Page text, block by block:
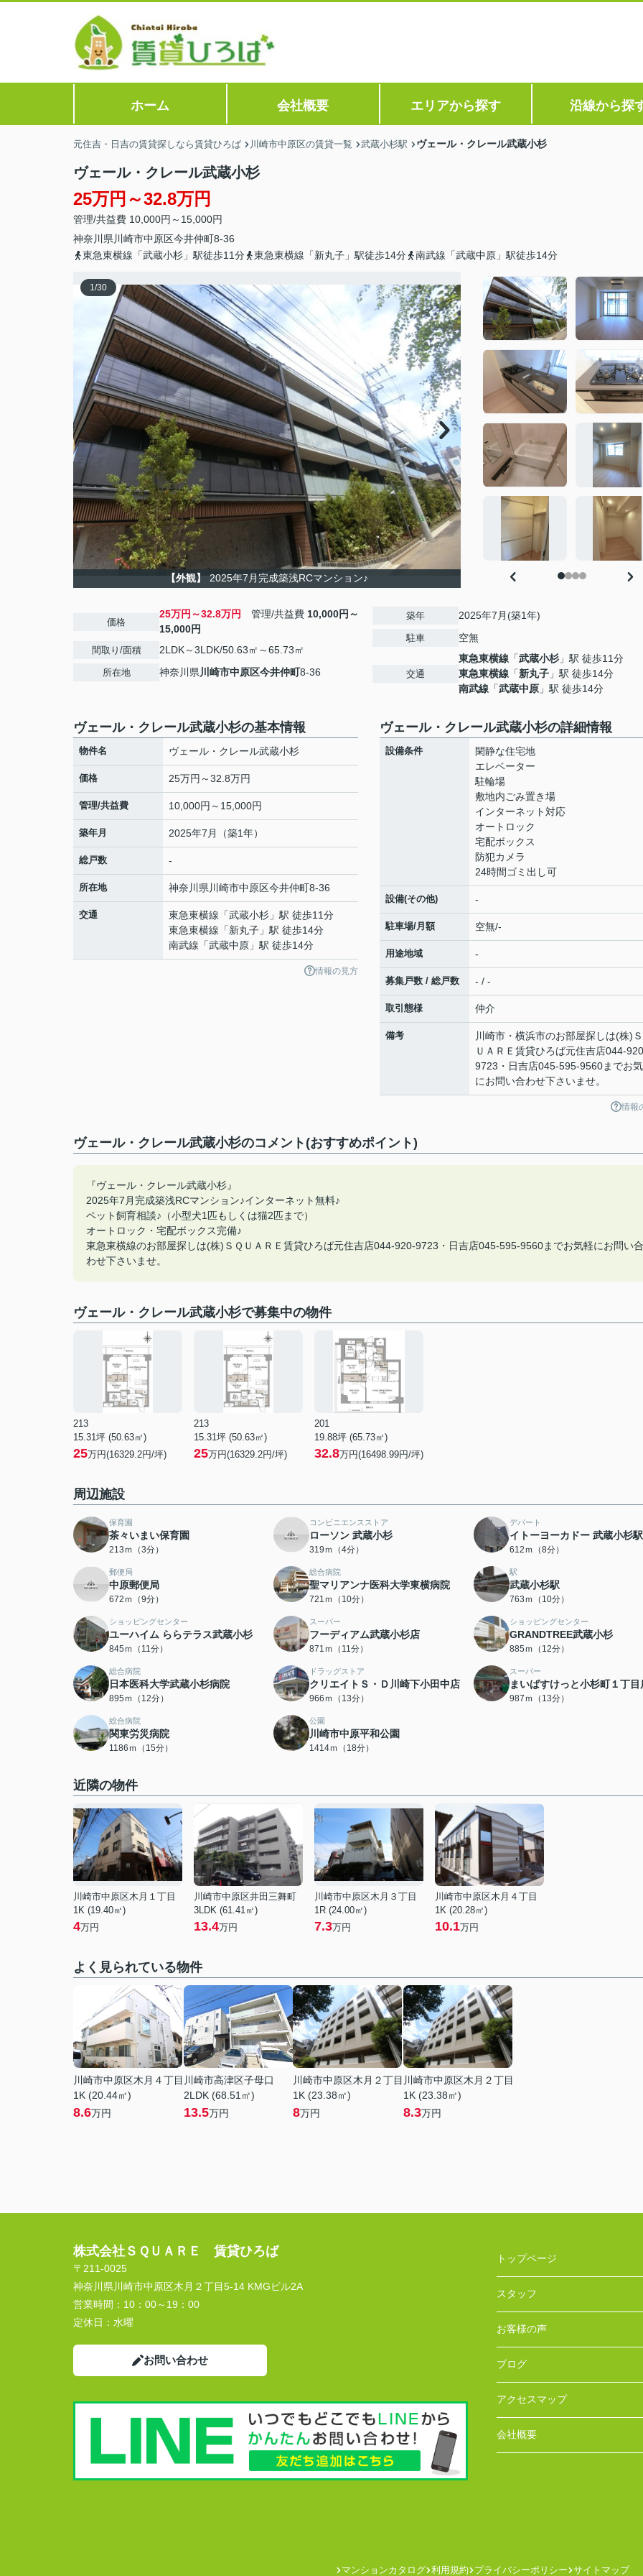
ホーム 会社概要 エリアから探す 沿線から探
元住吉・日吉の賃貸探しなら賃貸ひろば 川崎市中原区の賃貸一覧 武蔵小杉駅 ヴェール・クレール武蔵小杉
ヴェール・クレール武蔵小杉
25万円～32.8万円
管理/共益費 10,000円～15,000円
神奈川県 川崎市中原区今井仲町8-36
東急東横線「武蔵小杉」駅徒歩11分
東急東横線「新丸子」駅徒歩14分 南武線「武蔵中原」駅徒歩14分
1/30
【外観】 2025年7月完成築浅RCマンション♪
価格
25万円～32.8万円 管理/共益費 10,000円～
15,000円
間取り/面積 2LDK～3LDK/50.63㎡～65.73㎡
所在地 神奈川県川崎市中原区今井仲町8-36
築年 2025年7月(築1年)
駐車 空無
交通
東急東横線 「武蔵小杉 」駅 徒歩11分
東急東横線 「新丸子 」駅 徒歩14分
南武線 「武蔵中原 」駅 徒歩14分
ヴェール・クレール武蔵小杉の基本情報
物件名 ヴェール・クレール武蔵小杉
価格 25万円～32.8万円
管理/共益費 10,000円～15,000円
築年月 2025年7月（築1年）
総戸数 -
所在地 神奈川県 川崎市中原区今井仲町8-36
交通 東急東横線 「武蔵小杉 」駅 徒歩11分
東急東横線 「新丸子 」駅 徒歩14分
南武線 「武蔵中原 」駅 徒歩14分
情報の見方
ヴェール・クレール武蔵小杉の詳細情報
設備条件
閑静な住宅地
エレベーター
駐輪場
敷地内ごみ置き場
インターネット対応
オートロック
宅配ボックス
防犯カメラ
24時間ゴミ出し可
設備(その他) -
駐車場/月額 空無/-
用途地域 -
募集戸数 / 総戸数 - / -
取引態様 仲介
備考
川崎市・横浜市のお部屋探しは(株)
ＵＡＲＥ賃貸ひろば元住吉店044-
9723・日吉店045-595-9560までお
にお問い合わせ下さいませ。
情報
ヴェール・クレール武蔵小杉のコメント(おすすめポイント)
『ヴェール・クレール武蔵小杉』
2025年7月完成築浅RCマンション♪インターネット無料♪
ペット飼育相談♪（小型犬1匹もしくは猫2匹まで）
オートロック・宅配ボックス完備♪
東急東横線のお部屋探しは(株)ＳＱＵＡＲＥ賃貸ひろば元住吉店044-920-9723・日吉店045-595-9560までお気軽にお問い合
わせ下さいませ。
ヴェール・クレール武蔵小杉で募集中の物件
213
15.31坪 (50.63㎡)
25万円(16329.2円/坪)
213
15.31坪 (50.63㎡)
25万円(16329.2円/坪)
201
19.88坪 (65.73㎡)
32.8万円(16498.99円/坪)
周辺施設
保育園
茶々いまい保育園
213ｍ（3分）
コンビニエンスストア
ローソン 武蔵小杉
319ｍ（4分）
デパート
イトーヨーカドー 武蔵小杉
612ｍ（8分）
郵便局
中原郵便局
672ｍ（9分）
総合病院
聖マリアンナ医科大学東横病院
721ｍ（10分）
駅
武蔵小杉駅
763ｍ（10分）
ショッピングセンター
ユーハイム ららテラス武蔵小杉
845ｍ（11分）
スーパー
フーディアム武蔵小杉店
871ｍ（11分）
ショッピングセンター
GRANDTREE武蔵小杉
885ｍ（12分）
総合病院
日本医科大学武蔵小杉病院
895ｍ（12分）
ドラッグストア
クリエイトＳ・Ｄ川崎下小田中店
966ｍ（13分）
スーパー
まいばすけっと小杉町１丁目
987ｍ（13分）
総合病院
関東労災病院
1186ｍ（15分）
公園
川崎市中原平和公園
1414ｍ（18分）
近隣の物件
川崎市中原区木月１丁目
1K (19.40㎡)
4万円
川崎市中原区井田三舞町
3LDK (61.41㎡)
13.4万円
川崎市中原区木月３丁目
1R (24.00㎡)
7.3万円
川崎市中原区木月４丁目
1K (20.28㎡)
10.1万円
よく見られている物件
川崎市中原区木月４丁目
1K (20.44㎡)
8.6万円
川崎市高津区子母口
2LDK (68.51㎡)
13.5万円
川崎市中原区木月２丁目
1K (23.38㎡)
8万円
川崎市中原区木月２丁目
1K (23.38㎡)
8.3万円
株式会社ＳＱＵＡＲＥ 賃貸ひろば
〒211-0025
神奈川県川崎市中原区木月２丁目5-14 KMGビル2A
営業時間： 10：00～19：00
定休日： 水曜
お問い合わせ
トップページ
スタッフ
お客様の声
ブログ
アクセスマップ
会社概要
マンションカタログ 利用規約 プライバシーポリシー サイトマップ